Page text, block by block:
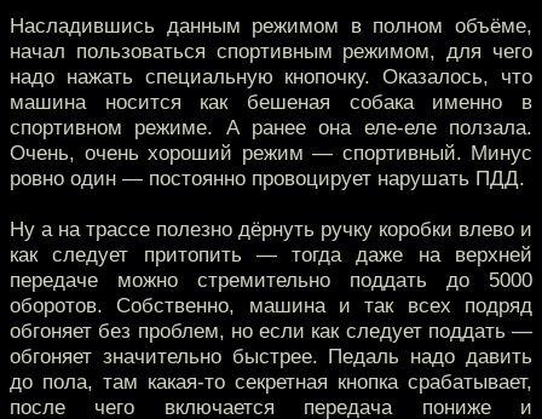
Насладившись данным режимом в полном объёме,
начал пользоваться спортивным режимом, для чего
надо нажать специальную кнопочку. Оказалось, что
машина носится как бешеная собака именно в
спортивном режиме. А ранее она еле-еле ползала.
Очень, очень хороший режим — спортивный. Минус
ровно один — постоянно провоцирует нарушать ПДД.
Ну а на трассе полезно дёрнуть ручку коробки влево и
как следует притопить — тогда даже на верхней
передаче можно стремительно поддать до 5000
оборотов. Собственно, машина и так всех подряд
обгоняет без проблем, но если как следует поддать —
обгоняет значительно быстрее. Педаль надо давить
до пола, там какая-то секретная кнопка срабатывает,
после чего включается передача пониже и